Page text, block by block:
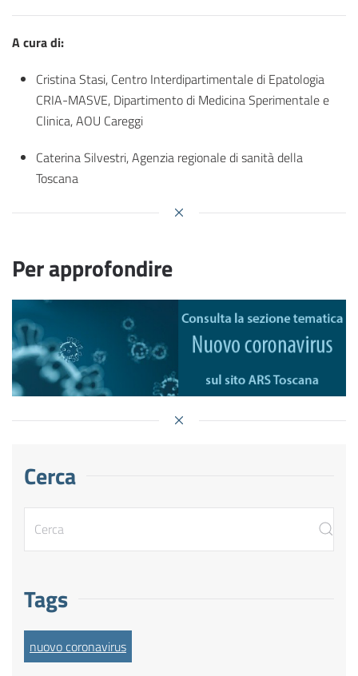
A cura di:
Cristina Stasi, Centro Interdipartimentale di Epatologia
CRIA-MASVE, Dipartimento di Medicina Sperimentale e
Clinica, AOU Careggi
Caterina Silvestri, Agenzia regionale di sanità della
Toscana
Per approfondire
Cerca
Tags
nuovo coronavirus